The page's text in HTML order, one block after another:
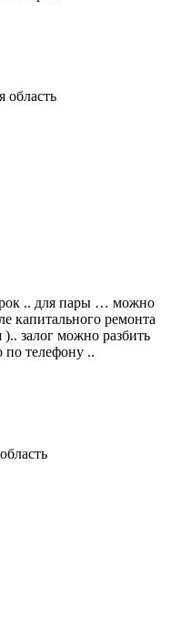
область
.. для пары … можно
капитального ремонта
залог можно разбить
по телефону ..